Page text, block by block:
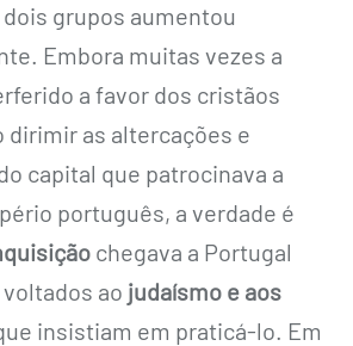
grupos aumentou
Embora muitas vezes a
a favor dos cristãos
dirimir as altercações e
capital que patrocinava a
português, a verdade é
chegava a Portugal
ao judaísmo e aos
insistiam em praticá-lo. Em